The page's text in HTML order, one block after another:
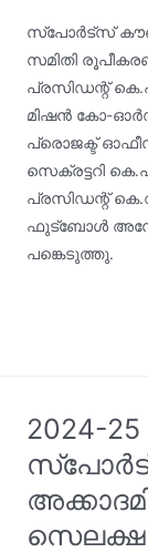
സ്പോര്‍ട്സ്
സമിതി
പ്രസിഡന്റ്
മിഷന്‍ കോ-
പ്രൊജക്ട്
സെക്രട്ടറി
പ്രസിഡന്റ്
ഫുട്‌ബോള്‍
പങ്കെടുത്തു.
2024-